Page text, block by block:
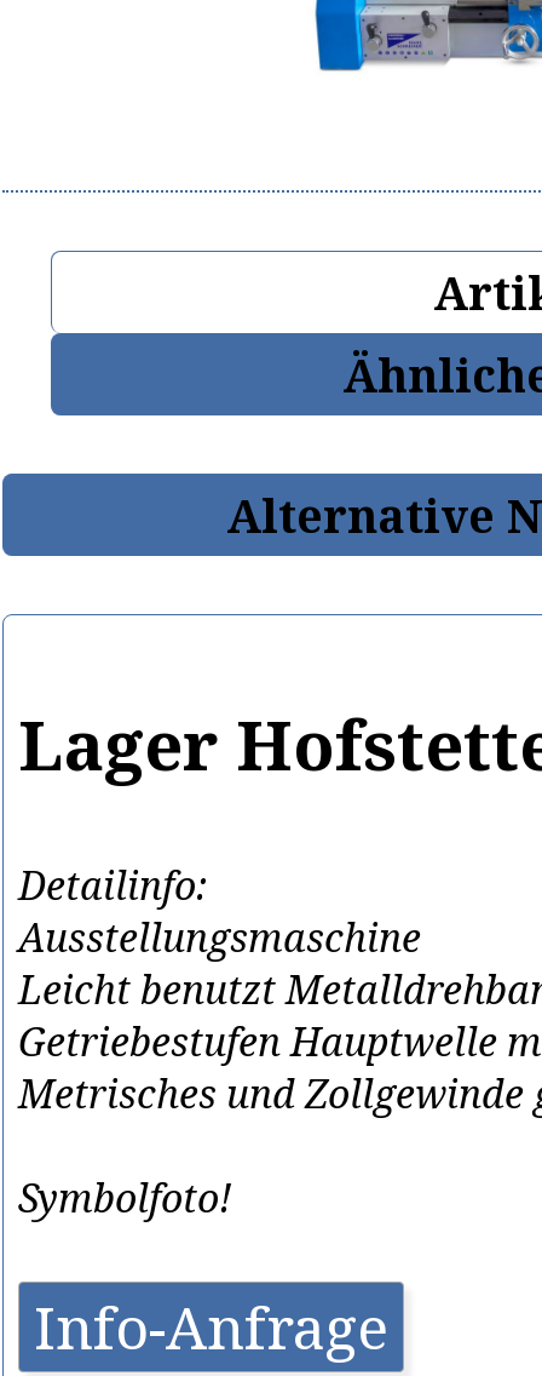
Alternative
Lager
Detailinfo:
Ausstellungsmaschine
Leicht benutzt
Getriebestufen Hauptwelle
Metrisches und Zollgewinde
Symbolfoto!
Info-Anfrage